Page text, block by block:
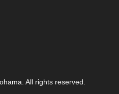
All rights reserved.